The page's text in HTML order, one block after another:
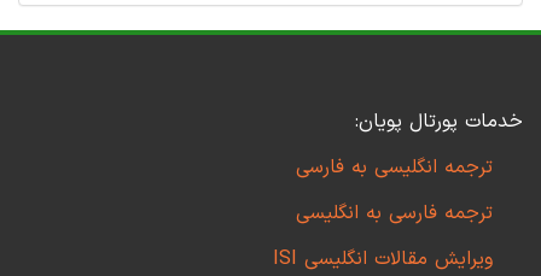
خدمات پورتال پویان:
ترجمه انگلیسی به فارسی
ترجمه فارسی به انگلیسی
ویرایش مقالات انگلیسی ISI